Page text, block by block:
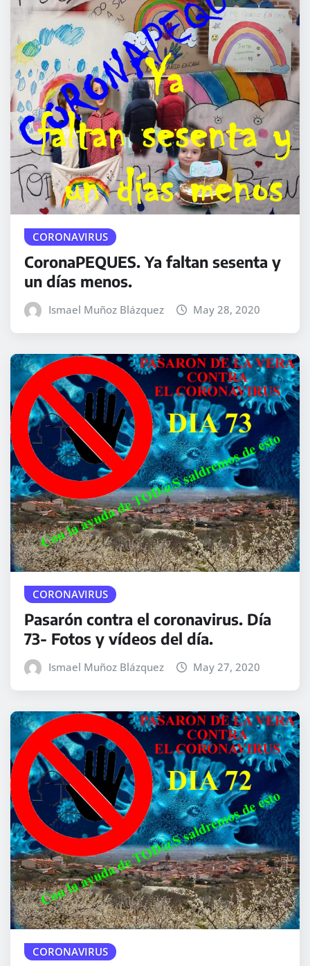
CORONAVIRUS
CoronaPEQUES. Ya faltan sesenta y
un días menos.
Ismael Muñoz Blázquez May 28, 2020
CORONAVIRUS
Pasarón contra el coronavirus. Día
73- Fotos y vídeos del día.
Ismael Muñoz Blázquez May 27, 2020
CORONAVIRUS